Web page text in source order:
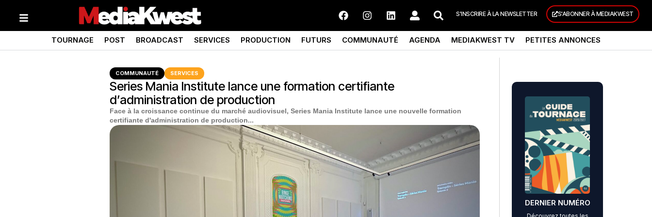
S'INSCRIRE À LA NEWSLETTER S'ABONNER À MEDIAKWEST
TOURNAGE POST BROADCAST SERVICES PRODUCTION FUTURS COMMUNAUTÉ AGENDA MEDIAKWEST TV PETITES ANNONCES
COMMUNAUTÉ SERVICES
Series Mania Institute lance une formation certifiante
d’administration de production
Face à la croissance continue du marché audiovisuel, Series Mania Institute lance une nouvelle formation
certifiante d'administration de production...
DERNIER NUMÉRO